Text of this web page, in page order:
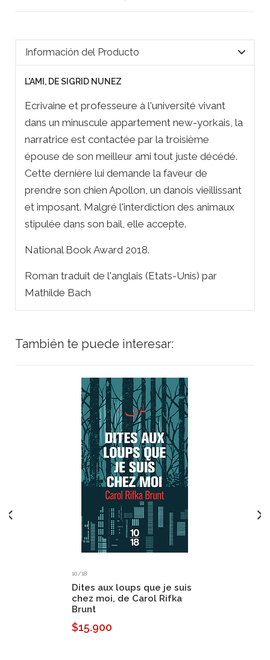
Información del Producto
L'AMI, DE SIGRID NUNEZ
Ecrivaine et professeure à l'université vivant
dans un minuscule appartement new-yorkais, la
narratrice est contactée par la troisième
épouse de son meilleur ami tout juste décédé.
Cette dernière lui demande la faveur de
prendre son chien Apollon, un danois vieillissant
et imposant. Malgré l'interdiction des animaux
stipulée dans son bail, elle accepte.
National Book Award 2018.
Roman traduit de l'anglais (Etats-Unis) par
Mathilde Bach
También te puede interesar:
10/18
Dites aux loups que je suis
chez moi, de Carol Rifka
Brunt
$15.900